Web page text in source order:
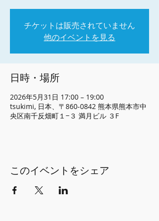
チケットは販売されていません
他のイベントを見る
日時・場所
2026年5月31日 17:00 – 19:00
tsukimi, 日本、〒860-0842 熊本県熊本市中
央区南千反畑町１−３ 満月ビル ３F
このイベントをシェア